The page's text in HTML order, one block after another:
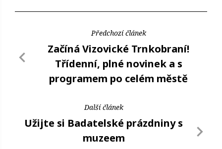
Předchozí článek
Začíná Vizovické Trnkobraní!
Třídenní, plné novinek a s
programem po celém městě
Další článek
Užijte si Badatelské prázdniny s
muzeem